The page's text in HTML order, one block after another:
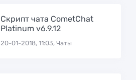
Скрипт чата CometChat
Platinum v6.9.12
20-01-2018, 11:03, Чаты